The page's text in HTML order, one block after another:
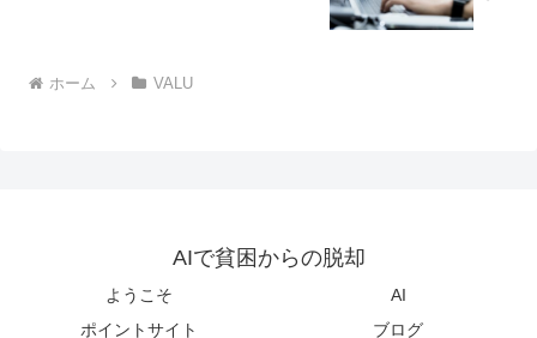
ホーム VALU
AIで貧困からの脱却
ようこそ
AI
ポイントサイト
ブログ